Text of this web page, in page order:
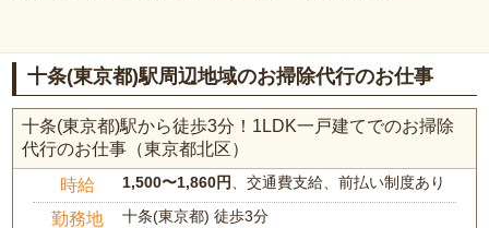
十条(東京都)駅周辺地域のお掃除代行のお仕事
十条(東京都)駅から徒歩3分！1LDK一戸建てでのお掃除
代行のお仕事（東京都北区）
時給 1,500〜1,860円、交通費支給、前払い制度あり
勤務地
十条(東京都) 徒歩3分